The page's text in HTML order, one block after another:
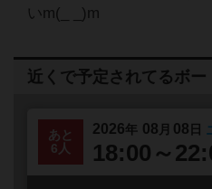
いm(_ _)m
近くで予定されてるボー
あと
6人
2026年 08 月 08 日
18:00～